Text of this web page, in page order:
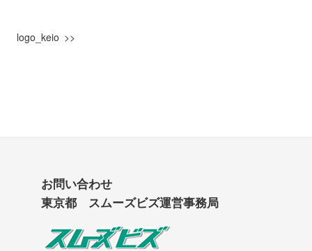
logo_keio
お問い合わせ
東京都 スムーズビズ運営事務局